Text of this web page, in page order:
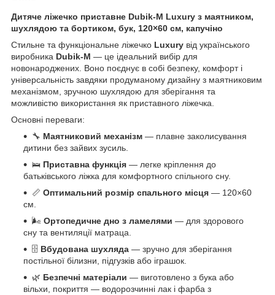
Дитяче ліжечко приставне Dubik-M Luxury з маятником,
шухлядою та бортиком, бук, 120×60 см, капучіно
Стильне та функціональне ліжечко Luxury від українського
виробника Dubik-M — це ідеальний вибір для
новонароджених. Воно поєднує в собі безпеку, комфорт і
універсальність завдяки продуманому дизайну з маятниковим
механізмом, зручною шухлядою для зберігання та
можливістю використання як приставного ліжечка.
Основні переваги:
🔧 Маятниковий механізм — плавне заколисування
дитини без зайвих зусиль.
🛌 Приставна функція — легке кріплення до
батьківського ліжка для комфортного спільного сну.
📏 Оптимальний розмір спального місця — 120×60
см.
🌬 Ортопедичне дно з ламелями — для здорового
сну та вентиляції матраца.
🗄 Вбудована шухляда — зручно для зберігання
постільної білизни, підгузків або іграшок.
🌿 Безпечні матеріали — виготовлено з бука або
вільхи, покриття — водорозчинні лак і фарба з